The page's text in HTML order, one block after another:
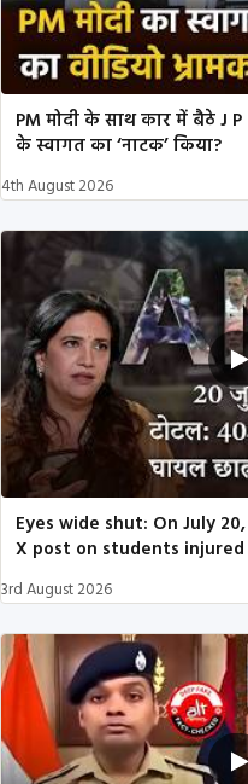
PM मोदी के साथ कार में बैठे J
के स्वागत का ‘नाटक’ किया?
4th August 2026
Eyes wide shut: On July
X post on students injured
3rd August 2026